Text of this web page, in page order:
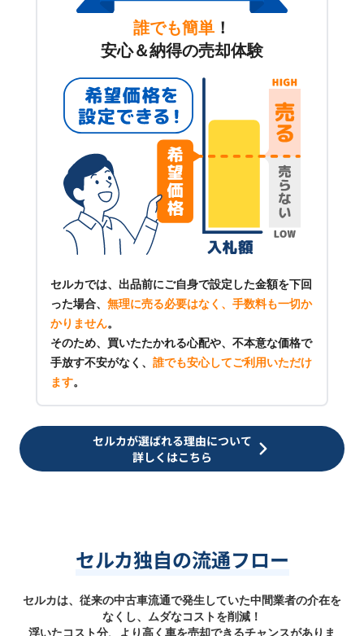
誰でも簡単 ！
安心＆納得の売却体験
セルカでは、出品前にご自身で設定した金額を下回
った場合、 無理に売る必要はなく、手数料も一切か
かりません。
そのため、買いたたかれる心配や、不本意な価格で
手放す不安がなく、 誰でも安心してご利用いただけ
ます。
セルカが選ばれる理由について
詳しくはこちら
セルカ独自の流通フロー
セルカは、従来の中古車流通で発生していた中間業者の介在を
なくし、ムダなコストを削減！
浮いたコスト分、より高く車を売却できるチャンスがありま